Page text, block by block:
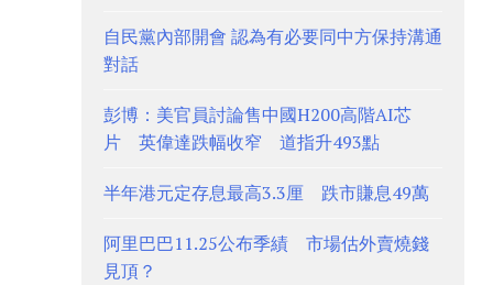
自民黨內部開會 認為有必要同中方保持溝通
對話
彭博：美官員討論售中國H200高階AI芯
片 英偉達跌幅收窄 道指升493點
半年港元定存息最高3.3厘 跌市賺息49萬
阿里巴巴11.25公布季績 市場估外賣燒錢
見頂？